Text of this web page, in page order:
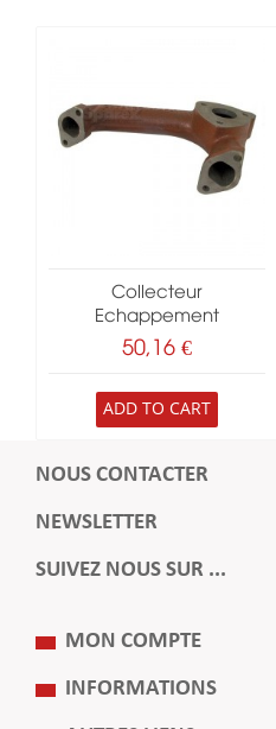
Collecteur
Echappement
50,16 €
ADD TO CART
NOUS CONTACTER
NEWSLETTER
SUIVEZ NOUS SUR ...
MON COMPTE
INFORMATIONS